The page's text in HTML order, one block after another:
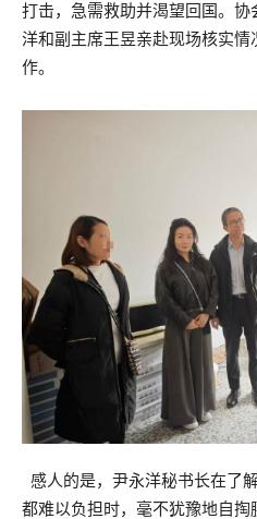
打击，急需救助并渴望回国。
洋和副主席王昱亲赴现场核实
作。
感人的是， 尹永洋秘书长在了
都难以负担时，毫不犹豫地自掏